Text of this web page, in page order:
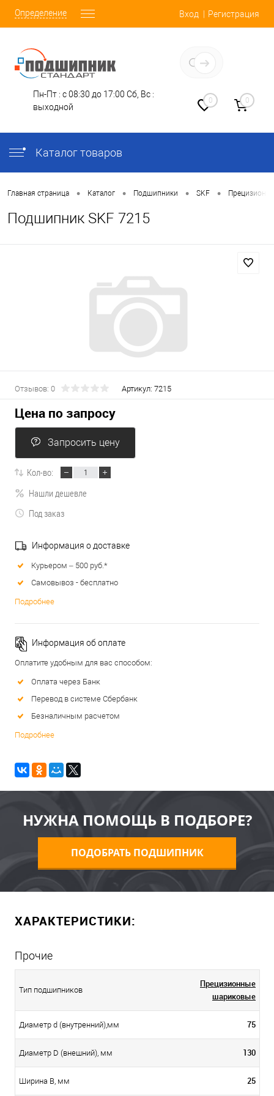
Определение Вход Регистрация
Пн-Пт : с 08:30 до 17:00 Сб, Вс :
выходной
0 0
Каталог товаров
Главная страница • Каталог • Подшипники • SKF •
Подшипник SKF 7215
Отзывов: 0 Артикул: 7215
Цена по запросу
Запросить цену
Кол-во:
Нашли дешевле
Под заказ
Информация о доставке
Курьером – 500 руб.*
Самовывоз - бесплатно
Подробнее
Информация об оплате
Оплатите удобным для вас способом:
Оплата через Банк
Перевод в системе Сбербанк
Безналичным расчетом
Подробнее
НУЖНА ПОМОЩЬ В ПОДБОРЕ?
ПОДОБРАТЬ ПОДШИПНИК
ХАРАКТЕРИСТИКИ:
Прочие
Тип подшипников
Прецизионные
шариковые
Диаметр d (внутренний),мм 75
Диаметр D (внешний), мм 130
Ширина B, мм 25